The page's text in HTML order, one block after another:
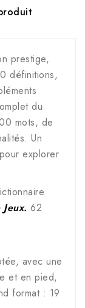
prestige,
définitions,
du
mots, de
Un
explorer
62
avec une
et en pied,
format : 19